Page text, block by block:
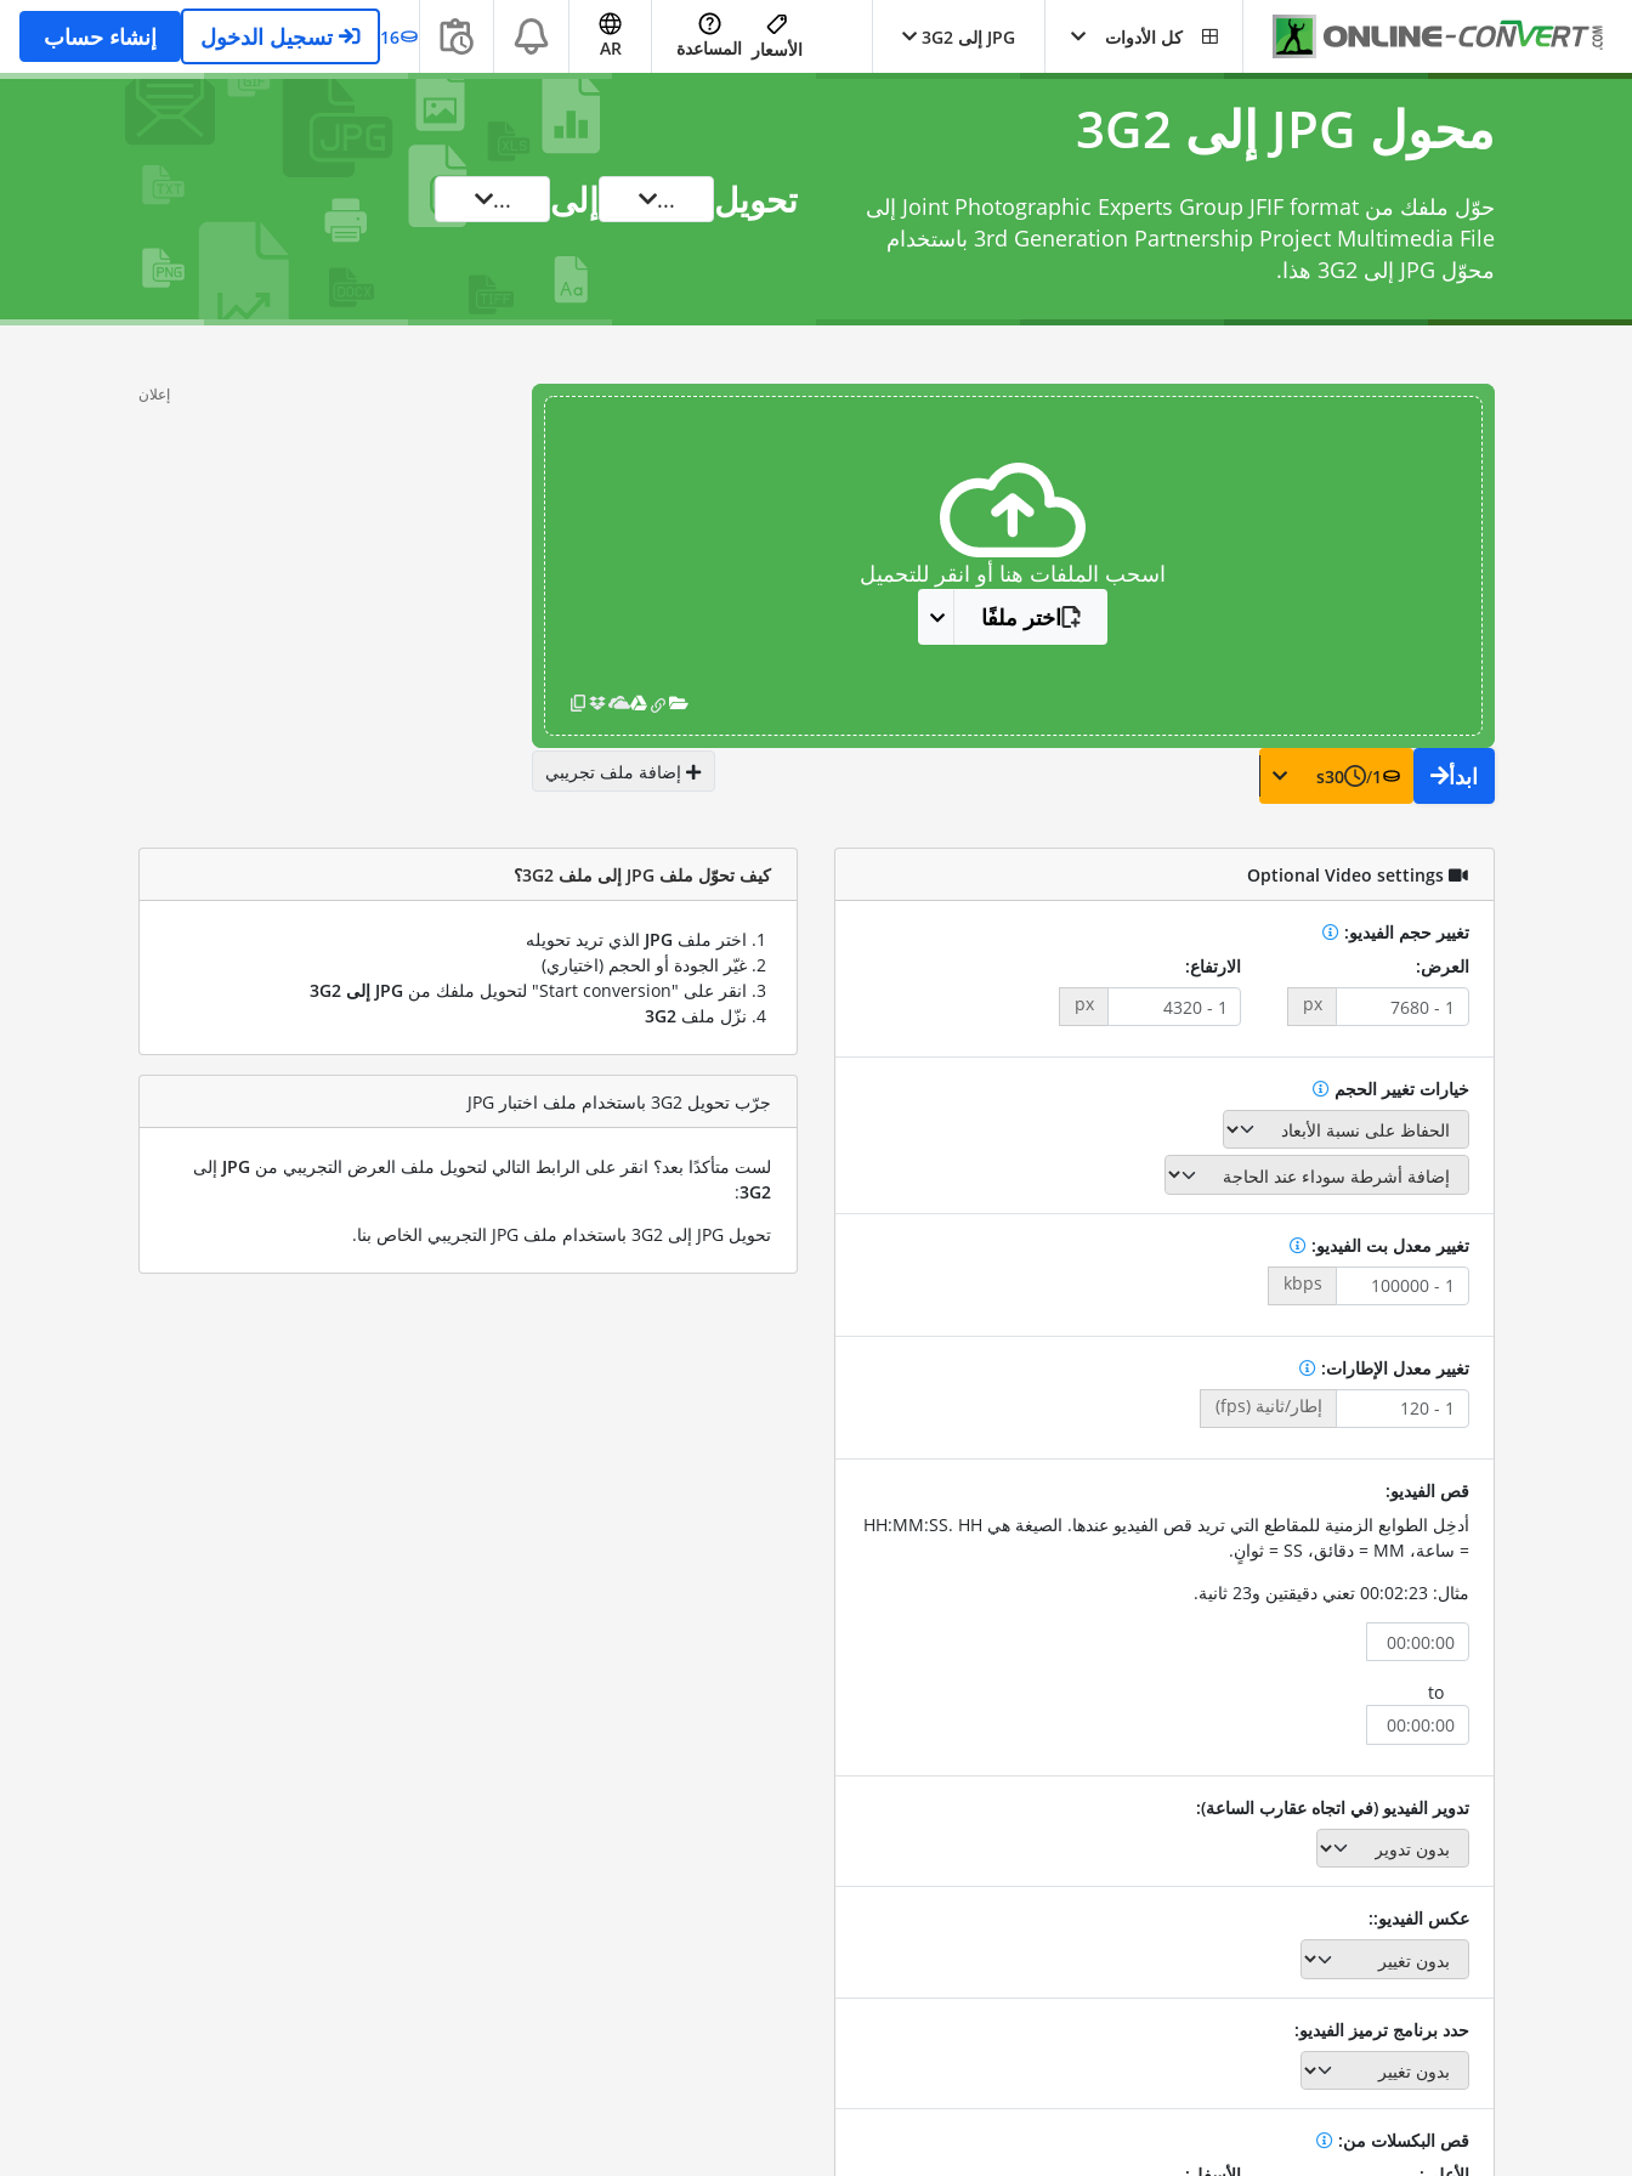
كل الأدوات JPG إلى 3G2
الأسعار المساعدة AR
16 تسجيل الدخول إنشاء حساب
محول JPG إلى 3G2
حوّل ملفك من Joint Photographic Experts Group JFIF format إلى
3rd Generation Partnership Project Multimedia File باستخدام
محوّل JPG إلى 3G2
هذا.
تحويل ... إلى ...
اسحب الملفات هنا أو انقر للتحميل
اختر ملفًا
ابدأ 1
/
30
s إضافة ملف تجريبي
إعلان
Optional Video settings
تغيير حجم الفيديو:
العرض:
px
الارتفاع:
px
خيارات تغيير الحجم
تغيير معدل بت الفيديو:
kbps
تغيير معدل الإطارات:
إطار/ثانية (fps)
قص الفيديو:
أدخِل الطوابع الزمنية للمقاطع التي تريد قص الفيديو عندها. الصيغة هي HH:MM:SS. HH
= ساعة، MM = دقائق، SS = ثوانٍ.
مثال: 00:02:23 تعني دقيقتين و23 ثانية.
to
تدوير الفيديو (في اتجاه عقارب الساعة):
عكس الفيديو::
حدد برنامج ترميز الفيديو:
قص البكسلات من:
كيف تحوّل ملف JPG إلى ملف 3G2؟
اختر ملف JPG الذي تريد تحويله
غيّر الجودة أو الحجم (اختياري)
انقر على "Start conversion" لتحويل ملفك من
JPG إلى 3G2
نزّل ملف 3G2
جرّب تحويل 3G2 باستخدام ملف اختبار JPG
لست متأكدًا بعد؟ انقر على الرابط التالي لتحويل ملف العرض التجريبي من JPG إلى
3G2
:
تحويل JPG إلى 3G2 باستخدام ملف JPG التجريبي الخاص بنا
.